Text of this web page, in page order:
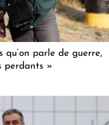
qu’on parle de guerre,
perdants »